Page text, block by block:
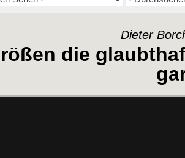
Dieter
die